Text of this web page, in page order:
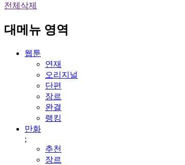
전체삭제
대메뉴 영역
웹툰
연재
오리지널
단편
장르
완결
랭킹
만화
;
추천
장르